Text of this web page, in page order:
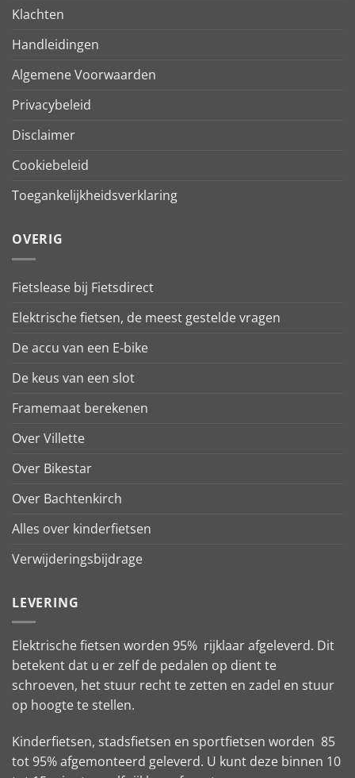
Klachten
Handleidingen
Algemene Voorwaarden
Privacybeleid
Disclaimer
Cookiebeleid
Toegankelijkheidsverklaring
OVERIG
Fietslease bij Fietsdirect
Elektrische fietsen, de meest gestelde vragen
De accu van een E-bike
De keus van een slot
Framemaat berekenen
Over Villette
Over Bikestar
Over Bachtenkirch
Alles over kinderfietsen
Verwijderingsbijdrage
LEVERING
Elektrische fietsen worden 95% rijklaar afgeleverd. Dit
betekent dat u er zelf de pedalen op dient te
schroeven, het stuur recht te zetten en zadel en stuur
op hoogte te stellen.
Kinderfietsen, stadsfietsen en sportfietsen worden 85
tot 95% afgemonteerd geleverd. U kunt deze binnen 10